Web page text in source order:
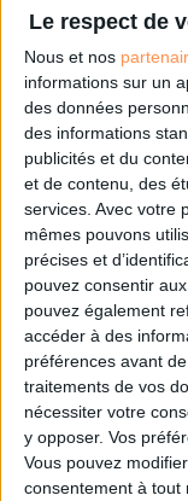
Le respect de
Nous et nos
informations sur un
des données
des informations
publicités et du
et de contenu, des
services. Avec votre
mêmes pouvons
précises et
pouvez consentir
pouvez également
accéder à des
préférences avant
traitements de vos
nécessiter votre
y opposer. Vos
Vous pouvez
consentement à tout
CIKISI FRANCE
64, Avenue Leclerc
69007 LYON - FRANCE
///www.cikisi.com/fr////
0
Intelligence Artificielle
Connectez-
À LIRE SUR